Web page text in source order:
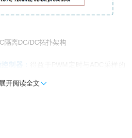
隔离DC/DC拓扑架构
制器：
展开阅读全文